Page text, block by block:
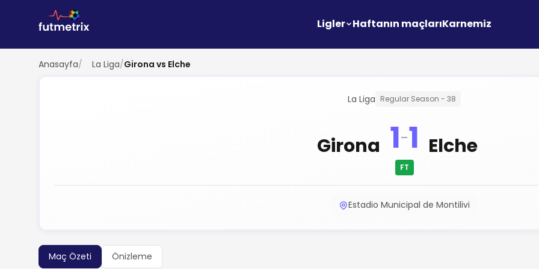
Ligler Haftanın maçlarıKarnemiz
Anasayfa/ La Liga/Girona vs Elche
La Liga Regular Season - 38
Girona 1-1
FT
Elche
Estadio Municipal de Montilivi
Maç Özeti Önizleme